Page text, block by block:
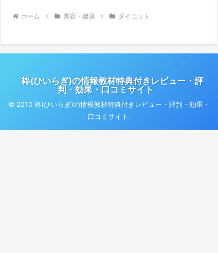
ホーム 美容・健康 ダイエット
柊(ひいらぎ)の情報教材特典付きレビュー・評
判・効果・口コミサイト
© 2010 柊(ひいらぎ)の情報教材特典付きレビュー・評判・効果・
口コミサイト.